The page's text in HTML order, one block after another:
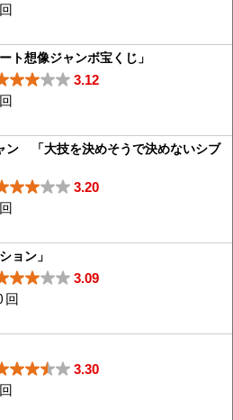
想像ジャンボ宝くじ」
3.12
ン 「大技を決めそうで決めないシブ
3.20
ョン」
3.09
回
3.30